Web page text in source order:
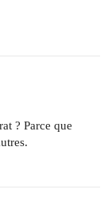
? Parce que